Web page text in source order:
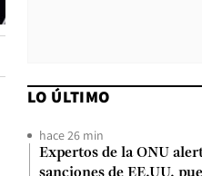
LO ÚLTIMO
hace 26 min
Expertos de la ONU